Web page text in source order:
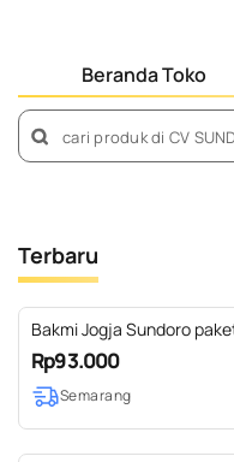
Beranda Toko
Terbaru
Bakmi Jogja Sundoro
Hampers D
Rp93.000
Semarang